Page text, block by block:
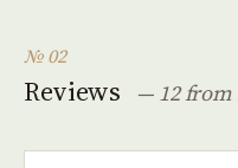
№ 02
Reviews — 12 from